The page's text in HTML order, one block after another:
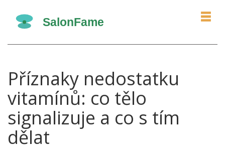
Příznaky nedostatku
vitamínů: co tělo
signalizuje a co s tím
dělat